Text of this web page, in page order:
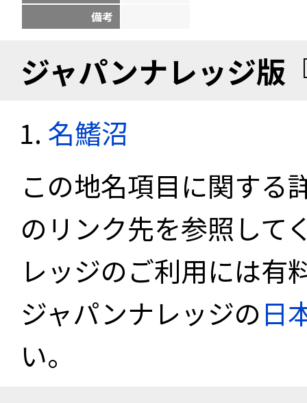
備考
ジャパンナレッジ版
名鰭沼
この地名項目に関する
のリンク先を参照して
レッジのご利用には有
ジャパンナレッジの日
い。